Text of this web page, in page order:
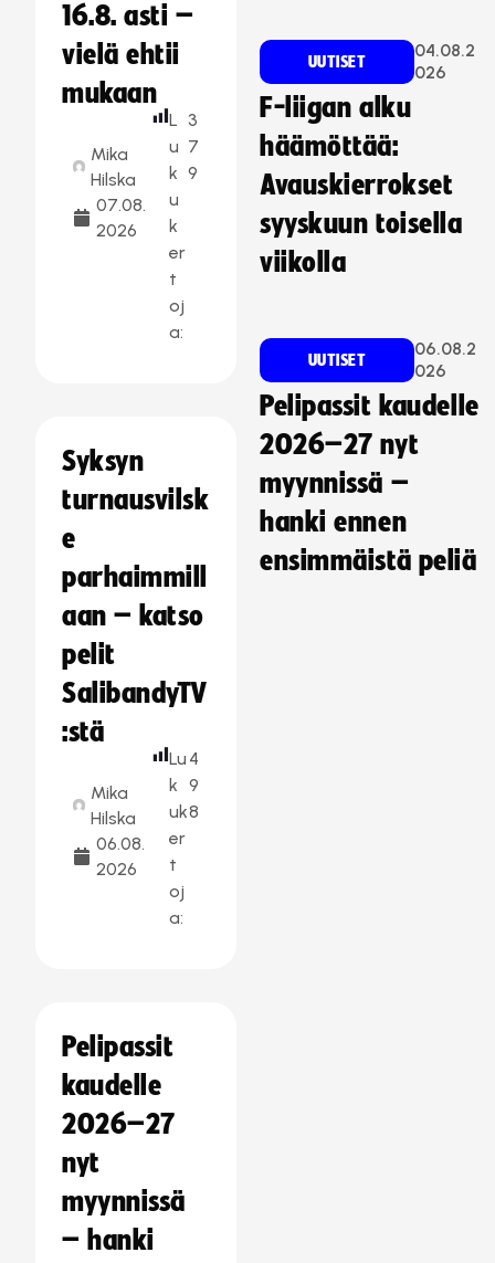
16.8. asti –
vielä ehtii
mukaan
Mika
Hilska
07.08.
2026
L
u
k
u
k
er
t
oj
a:
3
7
9
Syksyn
turnausvilsk
e
parhaimmill
aan – katso
pelit
SalibandyTV
:stä
Mika
Hilska
06.08.
2026
Lu
k
uk
er
t
oj
a:
4
9
8
Pelipassit
kaudelle
2026–27
nyt
myynnissä
– hanki
UUTISET
04.08.2
026
F-liigan alku
häämöttää:
Avauskierrokset
syyskuun toisella
viikolla
UUTISET
06.08.2
026
Pelipassit kaudelle
2026–27 nyt
myynnissä –
hanki ennen
ensimmäistä peliä